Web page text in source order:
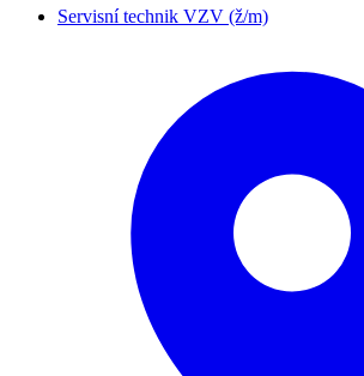
Servisní technik VZV (ž/m)